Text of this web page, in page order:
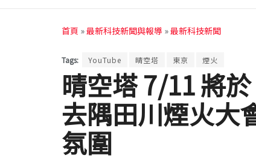
首頁 »最新科技新聞與報導 »最新科技新聞
Tags: YouTube 晴空塔 東京 煙火
晴空塔 7/11 將
去隅田川煙火大
氛圍